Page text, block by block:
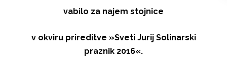
vabilo za najem stojnice
v okviru prireditve »Sveti Jurij Solinarski
praznik 2016«.